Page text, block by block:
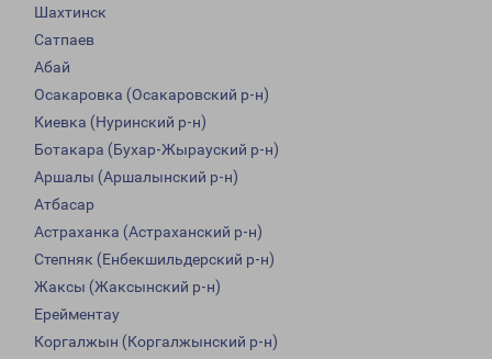
Шахтинск
Сатпаев
Абай
Осакаровка (Осакаровский р-н)
Киевка (Нуринский р-н)
Ботакара (Бухар-Жырауский р-н)
Аршалы (Аршалынский р-н)
Атбасар
Астраханка (Астраханский р-н)
Степняк (Енбекшильдерский р-н)
Жаксы (Жаксынский р-н)
Ерейментау
Коргалжын (Коргалжынский р-н)